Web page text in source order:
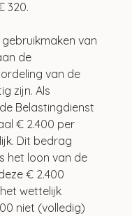
320.
van
de
van de
zijn. Als
Belastingdienst
€ 2.400 per
Dit bedrag
het loon van de
€ 2.400
wettelijk
niet (volledig)